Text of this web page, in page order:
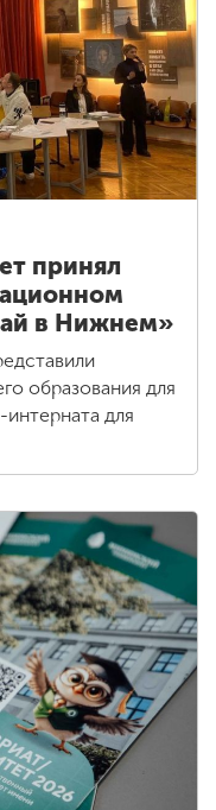
принял
в Нижнем»
образования для
для